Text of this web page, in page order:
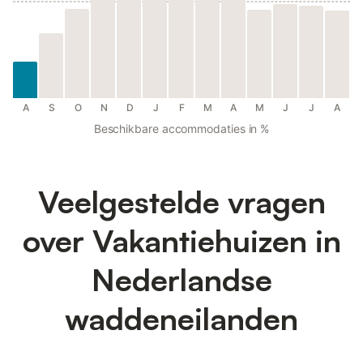
A S O N D J F M A M J J A
Beschikbare accommodaties in %
Veelgestelde vragen
over Vakantiehuizen in
Nederlandse
waddeneilanden